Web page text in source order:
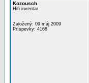
Kozousch
Hifi inventar
Založený: 09 máj 2009
Príspevky: 4168